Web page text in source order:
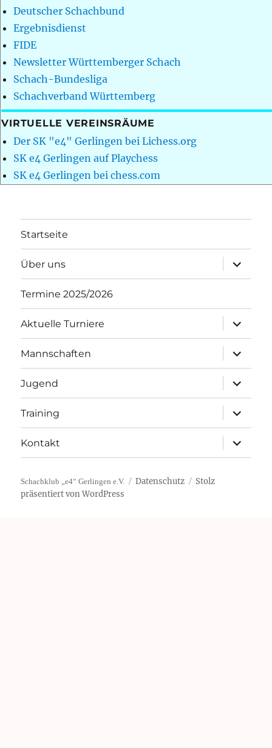
Deutscher Schachbund
Ergebnisdienst
FIDE
Newsletter Württemberger Schach
Schach-Bundesliga
Schachverband Württemberg
VIRTUELLE VEREINSRÄUME
Der SK "e4" Gerlingen bei Lichess.org
SK e4 Gerlingen auf Playchess
SK e4 Gerlingen bei chess.com
Startseite
Über uns
öffnen
Termine 2025/2026
Aktuelle Turniere
öffnen
Mannschaften
öffnen
Jugend
öffnen
Training
öffnen
Kontakt
öffnen
Schachklub „e4“ Gerlingen e.V. Datenschutz
Stolz
präsentiert von WordPress